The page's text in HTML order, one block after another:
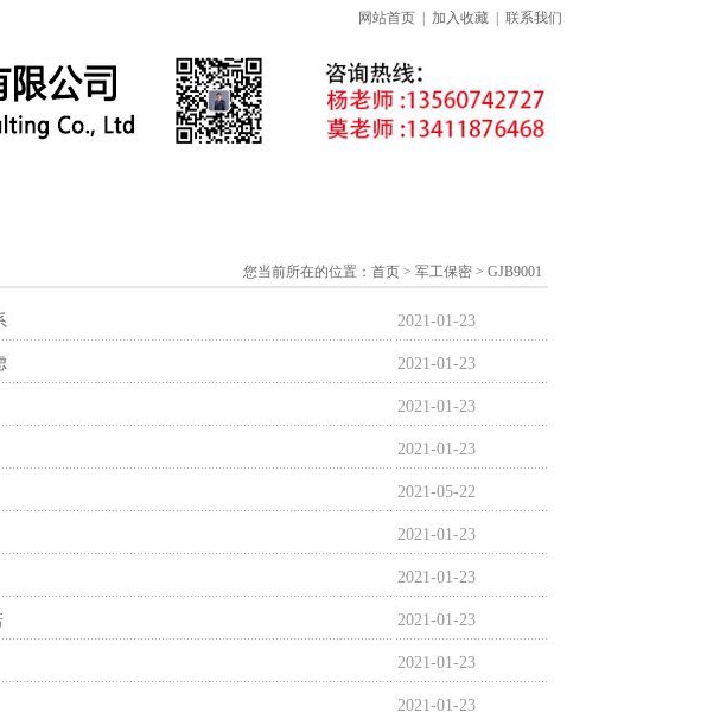
网站首页 加入收藏 联系我们
您当前所在的位置： 首页> 军工保密 > GJB9001
2021-01-23
2021-01-23
2021-01-23
2021-01-23
2021-05-22
2021-01-23
2021-01-23
2021-01-23
2021-01-23
2021-01-23